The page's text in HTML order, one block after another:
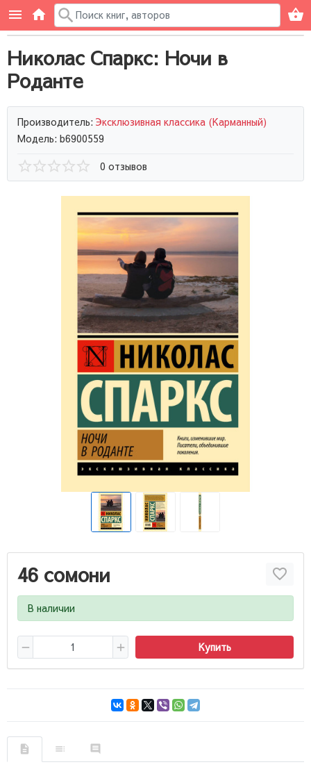
Николас Спаркс: Ночи в
Роданте
Производитель: Эксклюзивная классика (Карманный)
Модель: b6900559
0 отзывов
46 сомони
В наличии
Купить